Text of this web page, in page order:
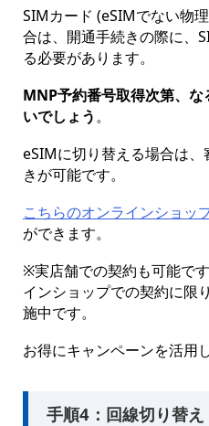
SIMカード (eSIMでない物
合は、開通手続きの際に、
る必要があります。
MNP予約番号取得次第、
いでしょう。
eSIMに切り替える場合は
きが可能です。
こちらのオンラインショッ
ができます。
※実店舗での契約も可能で
インショップでの契約に限
施中です。
お得にキャンペーンを活用
手順4：回線切り替